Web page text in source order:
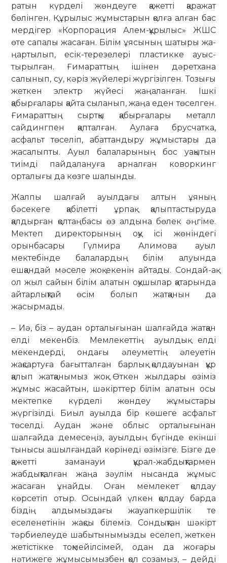
ратын күрделі жөндеуге қажетті қаражат
бөлінген. Құрылыс жұмыстарын қолға алған бас
мердігер «Корпорация Алем-құрылыс» ЖШС
өте сапалы жасаған. Білім ұясының шатыры жа­
ңартылып, есік-терезелері пластикке ауыс­
тырылған. Ғимараттың ішінен дәретхана
салынып, су, кәріз жүйелері жүргізілген. То­зығы
жеткен электр жүйесі жаңаланған. Ішкі
қабырғалары қайта сыланып, жаңа еден төселген.
Ғимараттың сыртқы қабырғалары металл
сайдингпен қапталған. Аулаға брус­чатка,
асфальт төселіп, абаттандыру жұ­мыс­тары да
жасалыпты. Ауыл балаларының бос уақытын
тиімді пайдалануға арналған коворкинг
орталығы да көзге шалынды.
Жалпы шалғай ауылдағы алтын ұяның
бәсекеге қабілетті ұрпақ қалыптастыруда
қалдырған қолтаңбасы өз алдына бөлек әңгіме.
Мектеп директорының оқу ісі жөніндегі
орынбасары Гүлмира Алимова ауыл
мектебінде балалардың білім алуында
ешқандай мәселе жоқ екенін айтады. Сондай-ақ
ол жыл сайын білім алатын оқушылар қатарында
айтарлықтай өсім болып жатқанын да
жасырмады.
– Иә, біз – аудан орталығынан шалғайда жатқан
елді мекенбіз. Мемлекеттің ауылдық елді
мекендерді, ондағы әлеуметтің әлеуетін
жақсартуға бағытталған барлық қолдауынан құр
қалып жатқанымыз жоқ. Өткен жылдары өзіміз
жұмыс жасайтын, шәкірттер білім алатын осы
мектепке күрделі жөндеу жұмыстары
жүргізілді. Биыл ауылда бір көшеге асфальт
төселді. Аудан және облыс орталығынан
шалғайда демесеңіз, ауылдың бүгінде екінші
тынысы ашылғандай көрінеді өзімізге. Бізге де
қажетті заманауи құрал-жабдықтармен
жабдықталған жаңа зәулім нысанда жұмыс
жасаған ұнайды. Оған мемлекет қолдау
көрсетіп отыр. Осындай үлкен қолдау барда
біздің алдымыздағы жауапкершілік те
еселенетінін жақсы білеміз. Сондықтан шәкірт
тәрбиелеуде шабытынымызды еселеп, жеткен
жетістікке тоқмейілсімей, одан да жоғары
нәтижеге жұмысымызбен қол созамыз, – дейді